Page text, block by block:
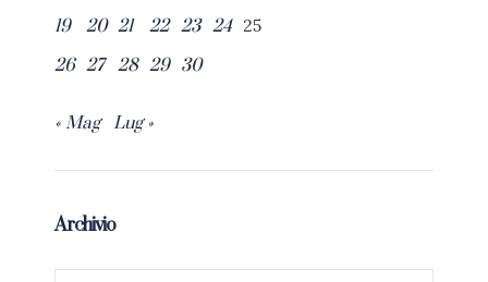
19
20 21 22 23 24 25
26 27 28 29 30
« Mag Lug »
Archivio